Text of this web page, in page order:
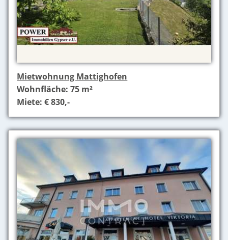
Mietwohnung Mattighofen
Wohnfläche: 75 m²
Miete: € 830,-